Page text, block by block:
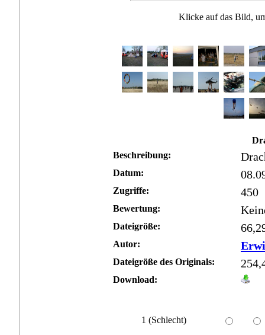
Klicke auf das Bild,
Beschreibung:
Datum:
Zugriffe: 450
Bewertung:
Dateigröße:
Autor:
Dateigröße des Originals:
Download:
1 (Schlecht)